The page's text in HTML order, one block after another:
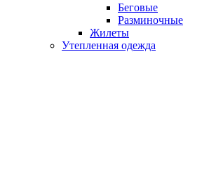
Беговые
Разминочные
Жилеты
Утепленная одежда